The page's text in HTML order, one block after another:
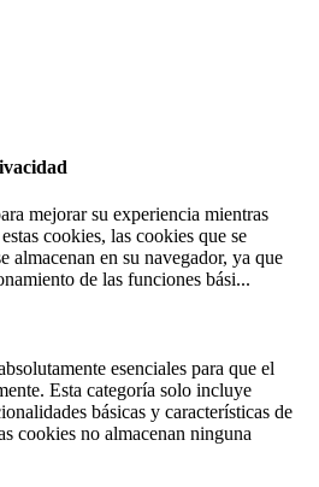
mejorar su experiencia mientras
cookies, las cookies que se
almacenan en su navegador, ya que
de las funciones bási...
esenciales para que el
Esta categoría solo incluye
básicas y características de
cookies no almacenan ninguna